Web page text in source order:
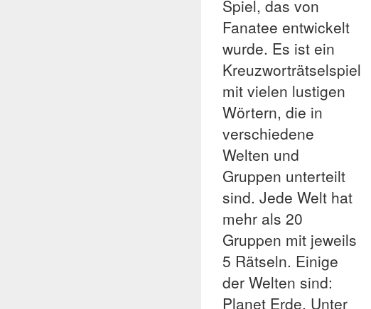
Spiel, das von
Fanatee entwickelt
wurde. Es ist ein
Kreuzworträtselspiel
mit vielen lustigen
Wörtern, die in
verschiedene
Welten und
Gruppen unterteilt
sind. Jede Welt hat
mehr als 20
Gruppen mit jeweils
5 Rätseln. Einige
der Welten sind:
Planet Erde, Unter